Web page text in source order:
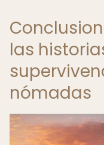
las
nómadas